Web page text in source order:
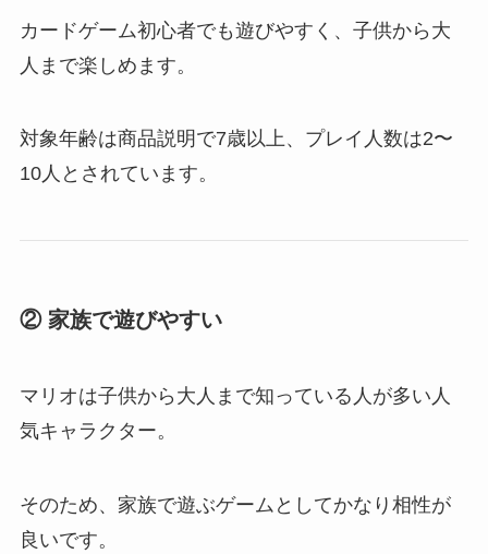
カードゲーム初心者でも遊びやすく、子供から大
人まで楽しめます。
対象年齢は商品説明で7歳以上、プレイ人数は2〜
10人とされています。
② 家族で遊びやすい
マリオは子供から大人まで知っている人が多い人
気キャラクター。
そのため、家族で遊ぶゲームとしてかなり相性が
良いです。